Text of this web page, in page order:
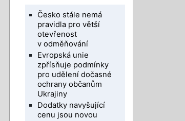
Česko stále nemá
pravidla pro větší
otevřenost
v odměňování
Evropská unie
zpřísňuje podmínky
pro udělení dočasné
ochrany občanům
Ukrajiny
Dodatky navyšující
cenu jsou novou